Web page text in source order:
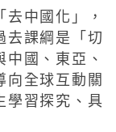
中國化」，
去課綱是「切
國、東亞、
向全球互動關
學習探究、具